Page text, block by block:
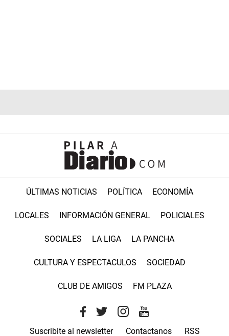
ÚLTIMAS NOTICIAS POLÍTICA ECONOMÍA
LOCALES INFORMACIÓN GENERAL POLICIALES
SOCIALES LA LIGA LA PANCHA
CULTURA Y ESPECTACULOS SOCIEDAD
CLUB DE AMIGOS FM PLAZA
Suscribite al newsletter Contactanos RSS